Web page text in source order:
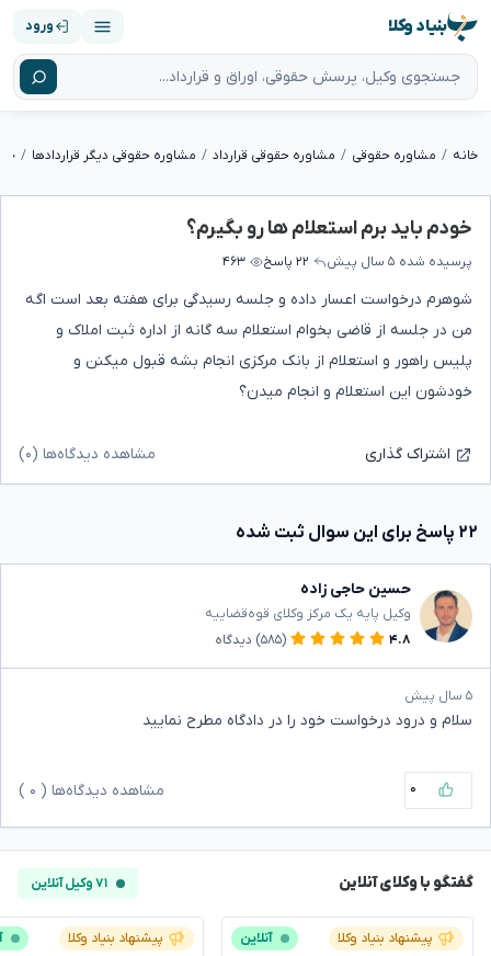
بنیاد وکلا ورود
خانه مشاوره حقوقی مشاوره حقوقی قرارداد مشاوره حقوقی دیگر قراردادها
خودم باید برم استعلام ها رو بگیرم؟
پرسیده شده ۵ سال پیش ۲۲ پاسخ ۴۶۳
شوهرم درخواست اعسار داده و جلسه رسیدگی برای هفته بعد است اگه
من در جلسه از قاضی بخوام استعلام سه گانه از اداره ثبت املاک و
پلیس راهور و استعلام از بانک مرکزی انجام بشه قبول میکنن و
خودشون این استعلام و انجام میدن؟
اشتراک گذاری مشاهده دیدگاه‌ها (۰)
۲۲ پاسخ برای این سوال ثبت شده
حسین حاجی زاده
وکیل پایه یک مرکز وکلای قوه‌قضاییه
۴.۸
(۵۸۵) دیدگاه
۵ سال پیش
سلام و درود درخواست خود را در دادگاه مطرح نمایید
۰ مشاهده دیدگاه‌ها ( ۰
گفتگو با وکلای آنلاین ۷۱ وکیل آنلاین
پیشنهاد بنیاد وکلا آنلاین پیشنهاد بنیاد وکلا